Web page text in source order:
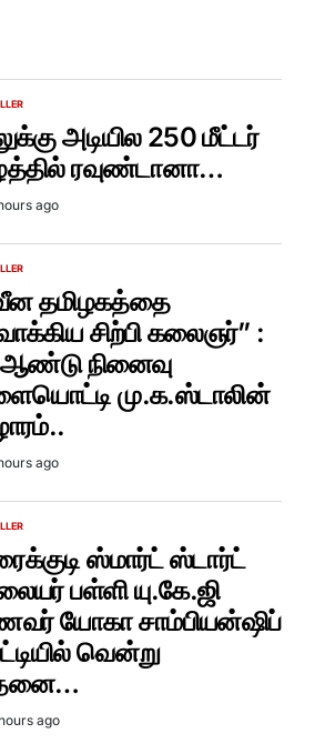
அடியில 250 மீட்டர்
ரவுண்டானா…
ago
தமிழகத்தை
சிற்பி கலைஞர்” :
நினைவு
மு.க.ஸ்டாலின்
ago
ஸ்மார்ட் ஸ்டார்ட்
பள்ளி யு.கே.ஜி
யோகா சாம்பியன்ஷிப்
வென்று
ago